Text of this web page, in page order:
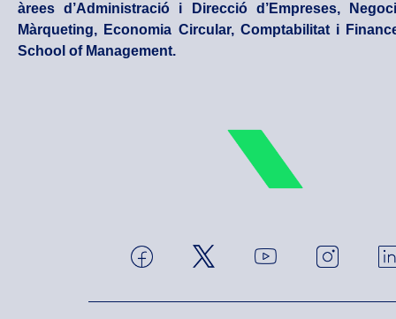
àrees d’Administració i Direcció d’Empreses,
Màrqueting, Economia Circular, Comptabilitat i
School of Management.